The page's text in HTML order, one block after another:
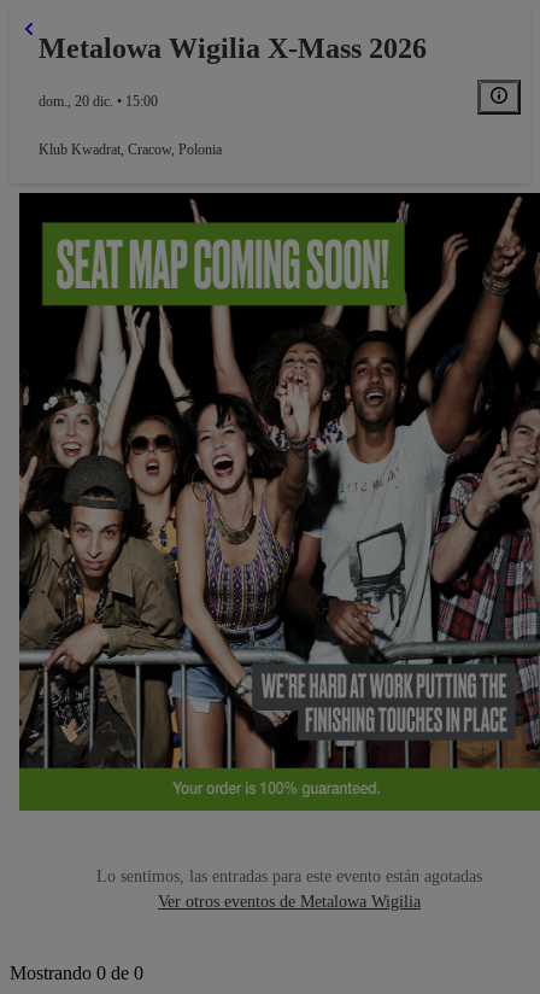
Metalowa Wigilia X-Mass 2026
dom., 20 dic. • 15:00
Klub Kwadrat, Cracow, Polonia
Lo sentimos, las entradas para este evento están agotadas
Ver otros eventos de Metalowa Wigilia
Mostrando 0 de 0